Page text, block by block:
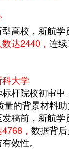
高校，新航学
达2440， 连
大学
杆院校初审中
量的背景材料
稿前，新航学
， 数据背
效性。